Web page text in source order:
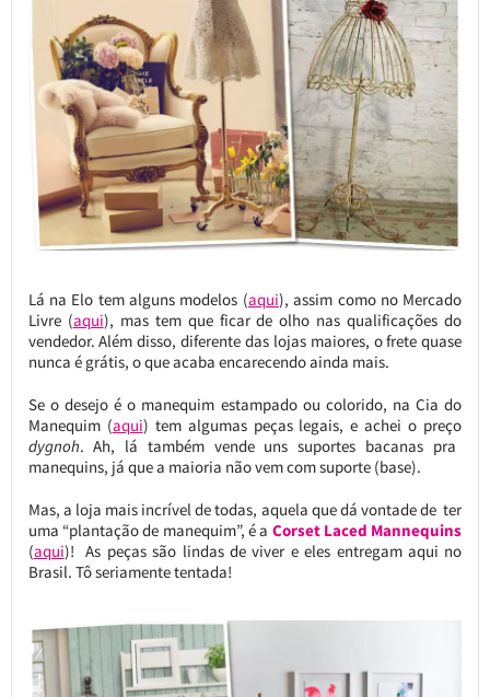
Lá na Elo tem alguns modelos (aqui), assim como no Mercado
Livre (aqui), mas tem que ficar de olho nas qualificações do
vendedor. Além disso, diferente das lojas maiores, o frete quase
nunca é grátis, o que acaba encarecendo ainda mais.
Se o desejo é o manequim estampado ou colorido, na Cia do
Manequim (aqui) tem algumas peças legais, e achei o preço
dygnoh. Ah, lá também vende uns suportes bacanas pra
manequins, já que a maioria não vem com suporte (base).
Mas, a loja mais incrível de todas, aquela que dá vontade de ter
uma “plantação de manequim”, é a Corset Laced Mannequins
(aqui)! As peças são lindas de viver e eles entregam aqui no
Brasil. Tô seriamente tentada!